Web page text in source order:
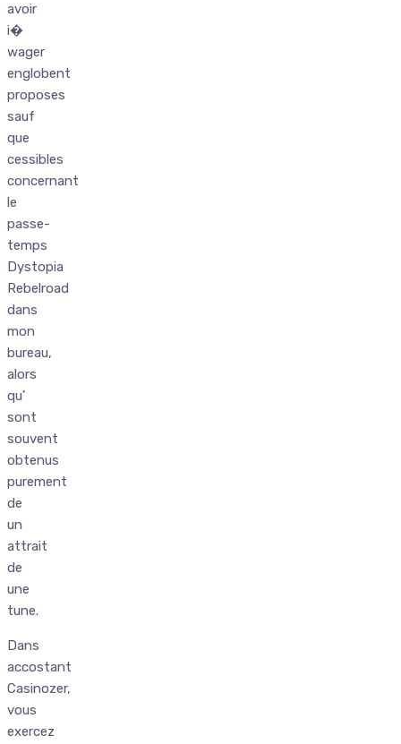
avoir
i�
wager
englobent
proposes
sauf
que
cessibles
concernant
le
passe-
temps
Dystopia
Rebelroad
dans
mon
bureau,
alors
qu’
sont
souvent
obtenus
purement
de
un
attrait
de
une
tune.
Dans
accostant
Casinozer,
vous
exercez